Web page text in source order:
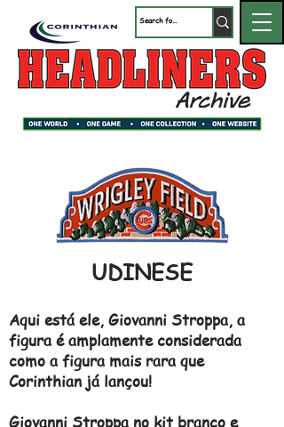
UDINESE
Aqui está ele, Giovanni Stroppa, a
figura é amplamente considerada
como a figura mais rara que
Corinthian já lançou!
Giovanni Stroppa no kit branco e